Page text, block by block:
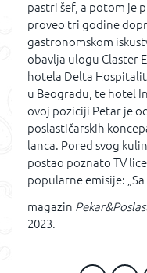
pastri šef, a potom je
proveo tri godine
gastronomskom
obavlja ulogu Claster
hotela Delta
u Beogradu, te hotel
ovoj poziciji Petar je
poslastičarskih
lanca. Pored svog
postao poznato TV
popularne emisije:
magazin
2023.